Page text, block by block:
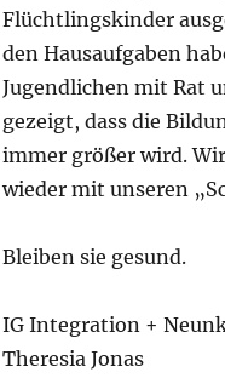
Flüchtlingskinder
den Hausaufgaben
Jugendlichen mit Rat
gezeigt, dass die
immer größer wird.
wieder mit unseren
Bleiben sie gesund.
IG Integration +
Theresia Jonas